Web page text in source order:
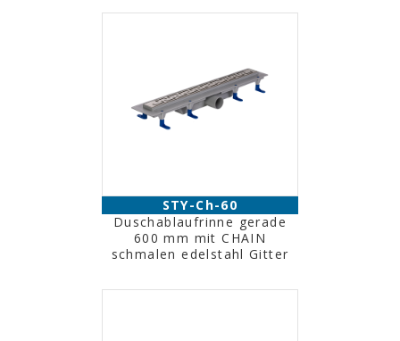
STY-Ch-60
Duschablaufrinne gerade
600 mm mit CHAIN
schmalen edelstahl Gitter